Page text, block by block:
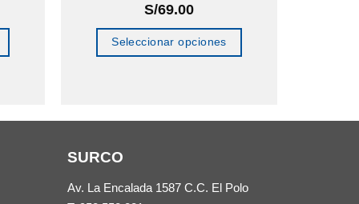
S/69.00
Seleccionar opciones
Las
SURCO
Av. La Encalada 1587 C.C. El Polo